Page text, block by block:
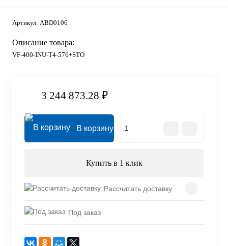
Артикул: ABD0106
Описание товара:
VF-400-INU-T4-576+STO
3 244 873.28 ₽
В корзину
Купить в 1 клик
Рассчитать доставку
Под заказ